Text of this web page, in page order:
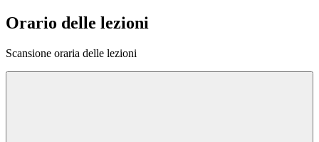
Orario delle lezioni
Scansione oraria delle lezioni